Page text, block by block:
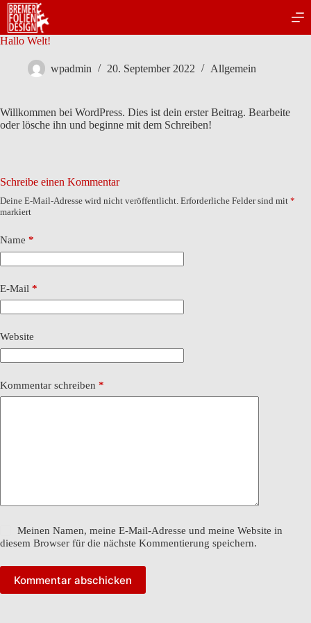
Zum
Inhalt
springen
Hallo Welt!
wpadmin 20. September 2022 Allgemein
Willkommen bei WordPress. Dies ist dein erster Beitrag. Bearbeite
oder lösche ihn und beginne mit dem Schreiben!
Schreibe einen Kommentar
Deine E-Mail-Adresse wird nicht veröffentlicht. Erforderliche Felder sind mit *
markiert
Name *
E-Mail *
Website
Kommentar schreiben *
Meinen Namen, meine E-Mail-Adresse und meine Website in
diesem Browser für die nächste Kommentierung speichern.
Kommentar abschicken